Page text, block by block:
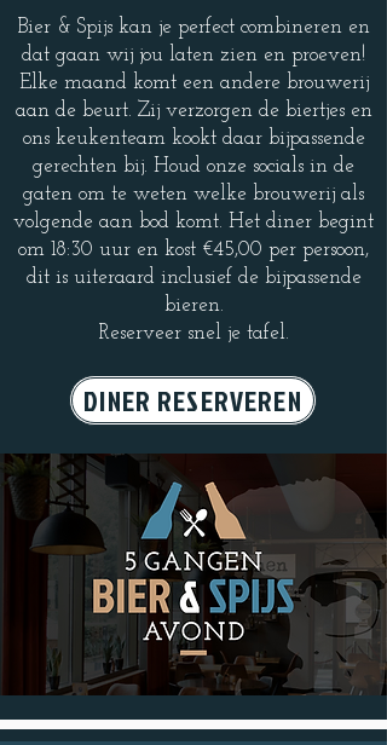
Bier & Spijs kan je perfect combineren en
dat gaan wij jou laten zien en proeven!
Elke maand komt een andere brouwerij
aan de beurt. Zij verzorgen de biertjes en
ons keukenteam kookt daar bijpassende
gerechten bij. Houd onze socials in de
gaten om te weten welke brouwerij als
volgende aan bod komt. Het diner begint
om 18:30 uur en kost €45,00 per persoon,
dit is uiteraard inclusief de bijpassende
bieren.
Reserveer snel je tafel.
DINER RESERVEREN